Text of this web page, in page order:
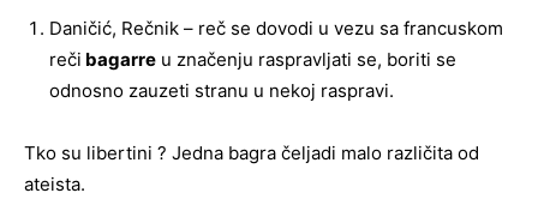
Daničić, Rečnik – reč se dovodi u vezu sa francuskom
reči bagarre u značenju raspravljati se, boriti se
odnosno zauzeti stranu u nekoj raspravi.
Tko su libertini ? Jedna bagra čeljadi malo različita od
ateista.